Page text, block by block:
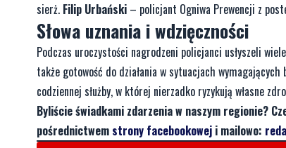
sierż. Filip Urbański – policjant Ogniwa Prewencji z
Słowa uznania i wdzięczności
Podczas uroczystości nagrodzeni policjanci usłyszeli
także gotowość do działania w sytuacjach
codziennej służby, w której nierzadko ryzykują własne
Byliście świadkami zdarzenia w naszym regionie?
pośrednictwem strony facebookowej i mailowo: